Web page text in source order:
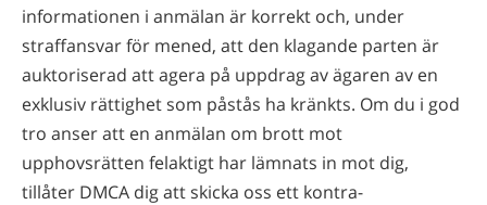
informationen i anmälan är korrekt och, under
straffansvar för mened, att den klagande parten är
auktoriserad att agera på uppdrag av ägaren av en
exklusiv rättighet som påstås ha kränkts. Om du i god
tro anser att en anmälan om brott mot
upphovsrätten felaktigt har lämnats in mot dig,
tillåter DMCA dig att skicka oss ett kontra-